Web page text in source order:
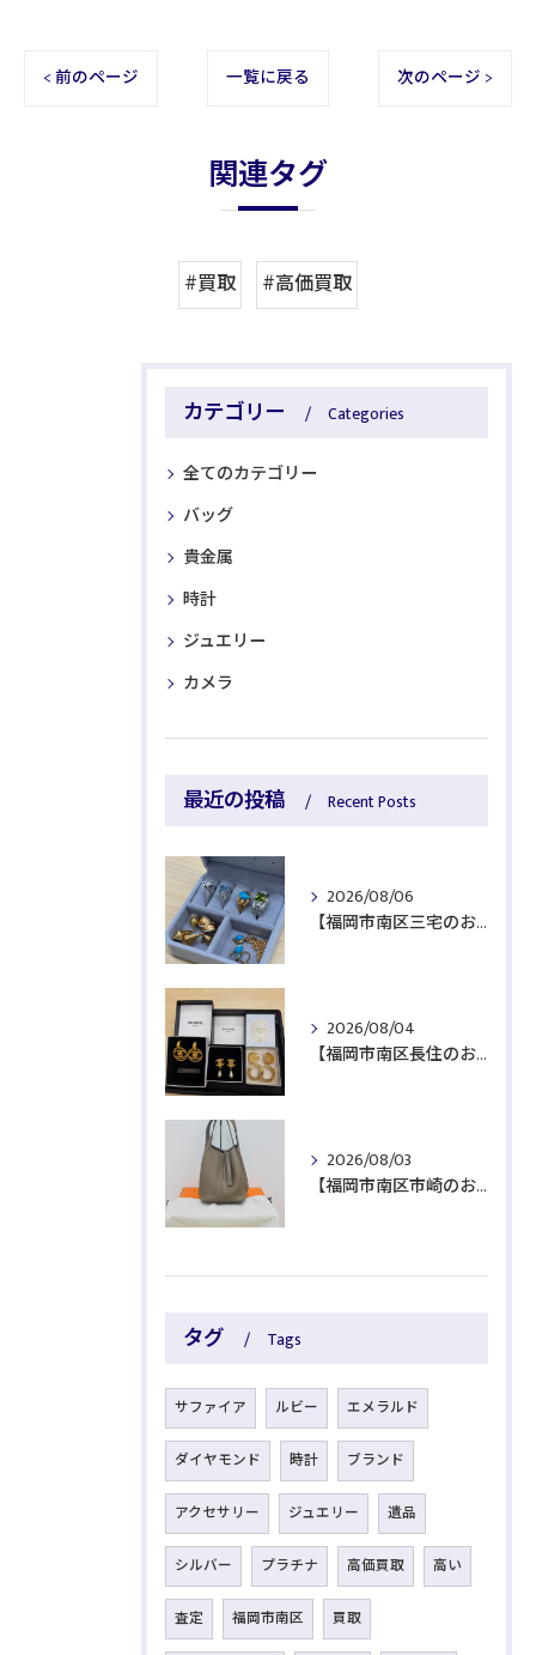
< 前のページ 一覧に戻る 次のページ >
関連タグ
#買取 #高価買取
カテゴリー Categories
全てのカテゴリー
バッグ
貴金属
時計
ジュエリー
カメラ
最近の投稿 Recent Posts
2026/08/06
【福岡市南区三宅のお客様より貴金属をお買取】
2026/08/04
【福岡市南区長住のお客様よりブランド品をお買取】
2026/08/03
【福岡市南区市崎のお客様よりブランド品をお買取】
タグ Tags
サファイア ルビー エメラルド
ダイヤモンド 時計 ブランド
アクセサリー ジュエリー 遺品
シルバー プラチナ 高価買取 高い
査定 福岡市南区 買取